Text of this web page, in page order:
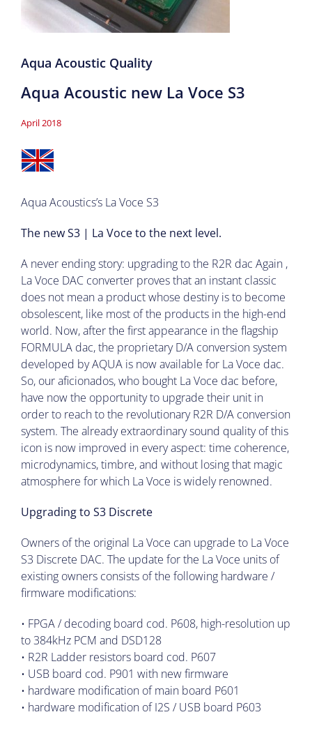
Aqua Acoustic Quality
Aqua Acoustic new La Voce S3
April 2018
Aqua Acoustics’s La Voce S3
The new S3 | La Voce to the next level.
A never ending story: upgrading to the R2R dac Again ,
La Voce DAC converter proves that an instant classic
does not mean a product whose destiny is to become
obsolescent, like most of the products in the high-end
world. Now, after the first appearance in the flagship
FORMULA dac, the proprietary D/A conversion system
developed by AQUA is now available for La Voce dac.
So, our aficionados, who bought La Voce dac before,
have now the opportunity to upgrade their unit in
order to reach to the revolutionary R2R D/A conversion
system. The already extraordinary sound quality of this
icon is now improved in every aspect: time coherence,
microdynamics, timbre, and without losing that magic
atmosphere for which La Voce is widely renowned.
Upgrading to S3 Discrete
Owners of the original La Voce can upgrade to La Voce
S3 Discrete DAC. The update for the La Voce units of
existing owners consists of the following hardware /
firmware modifications:
• FPGA / decoding board cod. P608, high-resolution up
to 384kHz PCM and DSD128
• R2R Ladder resistors board cod. P607
• USB board cod. P901 with new firmware
• hardware modification of main board P601
• hardware modification of I2S / USB board P603